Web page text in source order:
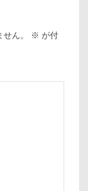
ん。 ※ が付